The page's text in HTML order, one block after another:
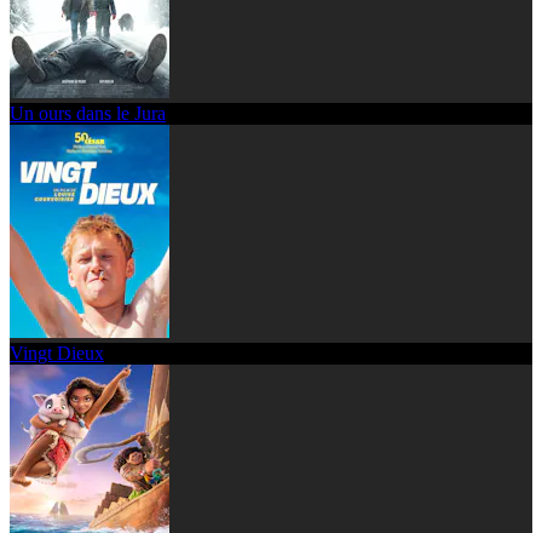
Un ours dans le Jura
Vingt Dieux